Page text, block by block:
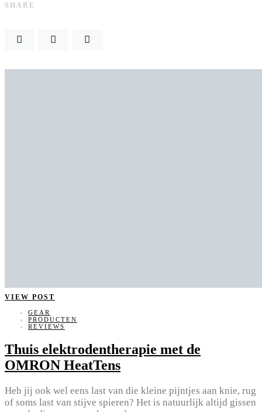
SHARE
VIEW POST
GEAR
PRODUCTEN
REVIEWS
Thuis elektrodentherapie met de
OMRON HeatTens
Heb jij ook wel eens last van die kleine pijntjes aan knie, rug
of soms last van stijve spieren? Het is natuurlijk altijd gissen